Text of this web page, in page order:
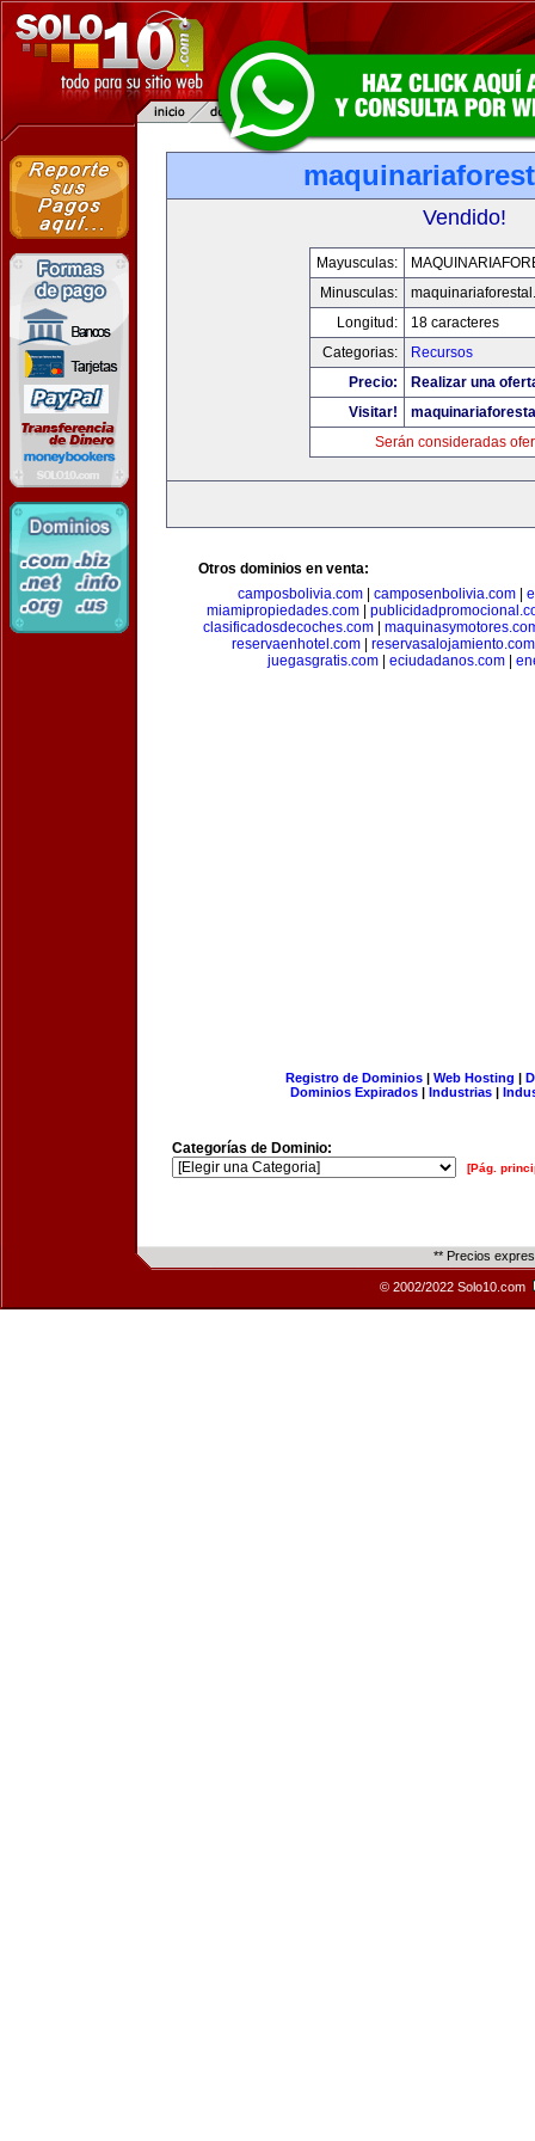
Vendido!
Mayusculas:
Minusculas:
Longitud:
18 caracteres
Categorias:
Recursos
Precio:
Realizar una
Visitar!
Serán consideradas
Otros dominios en venta:
camposbolivia.com| camposenbolivia.com|
miamipropiedades.com
clasificadosdecoches.com
reservaenhotel.com| reservasalojamiento.com
juegasgratis.com
eciudadanos.com
Registro de Dominios| Web Hosting |
Dominios Expirados | Industrias |
Categorías de Dominio:
[Pág.
** Precios
© 2002/2022 Solo10.com